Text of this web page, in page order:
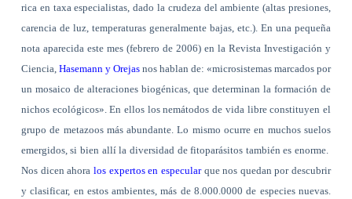
rica en taxa especialistas, dado la crudeza del ambiente (altas presiones,
carencia de luz, temperaturas generalmente bajas, etc.). En una pequeña
nota aparecida este mes (febrero de 2006) en la Revista Investigación y
Ciencia, Hasemann y Orejas nos hablan de: «microsistemas marcados por
un mosaico de alteraciones biogénicas, que determinan la formación de
nichos ecológicos». En ellos los nemátodos de vida libre constituyen el
grupo de metazoos más abundante. Lo mismo ocurre en muchos suelos
emergidos, si bien allí la diversidad de fitoparásitos también es enorme.
Nos dicen ahora los expertos en especularque nos quedan por descubrir
y clasificar, en estos ambientes, más de 8.000.0000 de especies nuevas.